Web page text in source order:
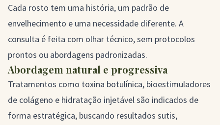
Cada rosto tem uma história, um padrão de
envelhecimento e uma necessidade diferente. A
consulta é feita com olhar técnico, sem protocolos
prontos ou abordagens padronizadas.
Abordagem natural e progressiva
Tratamentos como toxina botulínica, bioestimuladores
de colágeno e hidratação injetável são indicados de
forma estratégica, buscando resultados sutis,